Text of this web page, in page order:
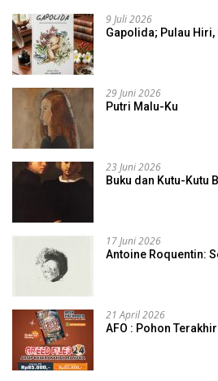
9 Juli 2026
Gapolida; Pulau Hiri,
29 Juni 2026
Putri Malu-Ku
23 Juni 2026
Buku dan Kutu-Kutu
17 Juni 2026
Antoine Roquentin:
21 April 2026
AFO : Pohon